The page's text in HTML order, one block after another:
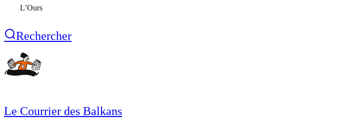
L’Ours
Rechercher
Le Courrier des Balkans